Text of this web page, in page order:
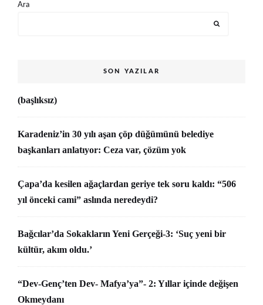
Ara
SON YAZILAR
(başlıksız)
Karadeniz’in 30 yılı aşan çöp düğümünü belediye
başkanları anlatıyor: Ceza var, çözüm yok
Çapa’da kesilen ağaçlardan geriye tek soru kaldı: “506
yıl önceki cami” aslında neredeydi?
Bağcılar’da Sokakların Yeni Gerçeği-3: ‘Suç yeni bir
kültür, akım oldu.’
“Dev-Genç’ten Dev- Mafya’ya”- 2: Yıllar içinde değişen
Okmeydanı